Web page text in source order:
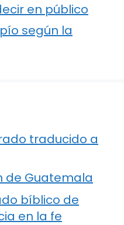
en público
según la
traducido a
de Guatemala
bíblico de
en la fe